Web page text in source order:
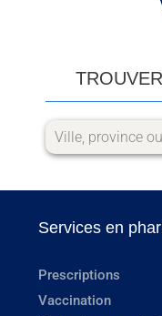
Services en
Prescriptions
Vaccination